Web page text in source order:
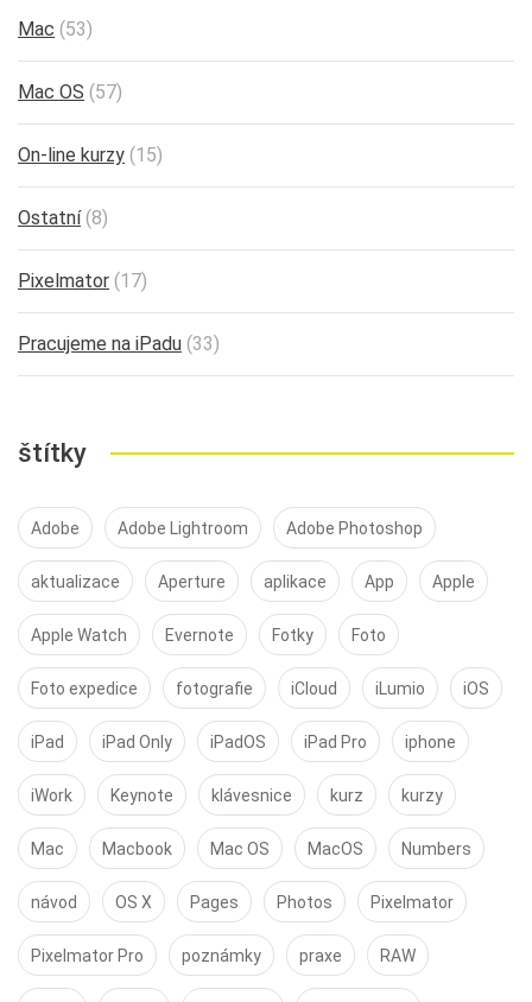
Mac (53)
Mac OS (57)
On-line kurzy (15)
Ostatní(8)
Pixelmator (17)
Pracujeme na iPadu (33)
štítky
Adobe Adobe Lightroom Adobe Photoshop
aktualizace Aperture aplikace App Apple
Apple Watch Evernote Fotky Foto
Foto expedice fotografie iCloud iLumio iOS
iPad iPad Only iPadOS iPad Pro iphone
iWork Keynote klávesnice kurz kurzy
Mac Macbook Mac OS MacOS Numbers
návod OS X Pages Photos Pixelmator
Pixelmator Pro poznámky praxe RAW